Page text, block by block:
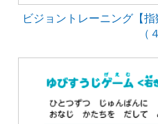
ビジョントレーニング【
（